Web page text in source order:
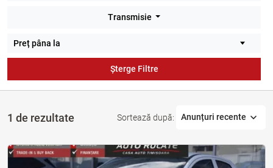
Transmisie
Șterge Filtre
1 de rezultate Sortează după: Anunțuri recente